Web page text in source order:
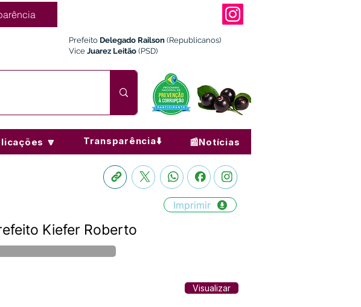
Prefeito Delegado Railson (Republicanos)
Vice Juarez Leitão (PSD)
🔽 Transparência⬇️ 📰Notícias
Imprimir
Kiefer Roberto
Visualizar